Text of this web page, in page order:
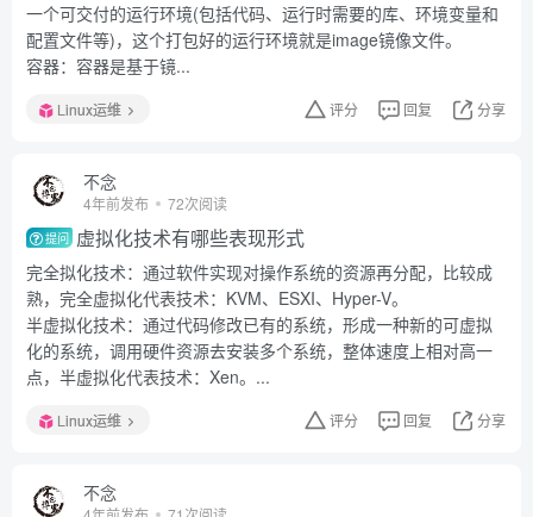
一个可交付的运行环境(包括代码、运行时需要的库、环境变量和
配置文件等)，这个打包好的运行环境就是image镜像文件。
容器：容器是基于镜...
Linux运维 评分 回复 分享
不念
4年前发布 72次阅读
提问 虚拟化技术有哪些表现形式
完全拟化技术：通过软件实现对操作系统的资源再分配，比较成
熟，完全虚拟化代表技术：KVM、ESXI、Hyper-V。
半虚拟化技术：通过代码修改已有的系统，形成一种新的可虚拟
化的系统，调用硬件资源去安装多个系统，整体速度上相对高一
点，半虚拟化代表技术：Xen。...
Linux运维 评分 回复 分享
不念